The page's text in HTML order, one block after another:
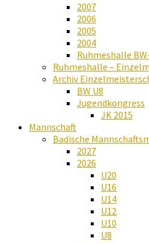
2007
2006
2005
2004
Ruhmeshalle
Ruhmeshalle –
Archiv
BW U8
Jugendkongress
JK 2015
Mannschaft
Badische
2027
2026
U20
U16
U14
U12
U10
U8